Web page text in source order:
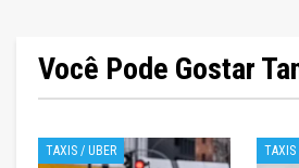
Você Pode Gostar
TAXIS / UBER TAXIS